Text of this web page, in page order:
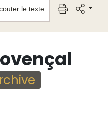
le texte